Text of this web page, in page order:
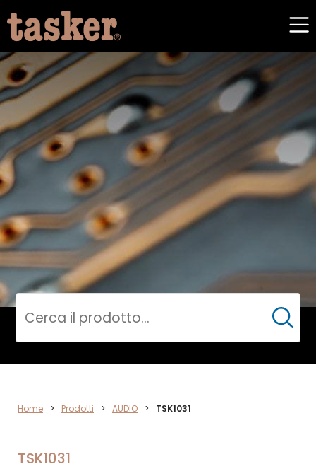
ELETTRONICA
Cerca
Home > Prodotti > AUDIO > TSK1031
TSK1031